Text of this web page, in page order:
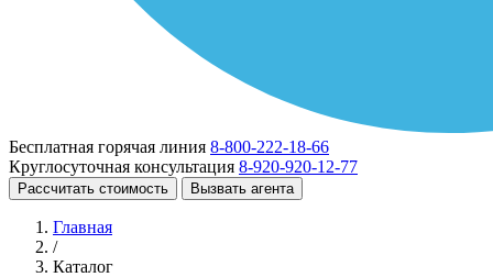
Бесплатная горячая линия 8-800-222-18-66
Круглосуточная консультация 8-920-920-12-77
Рассчитать стоимость Вызвать агента
Главная
/
Каталог